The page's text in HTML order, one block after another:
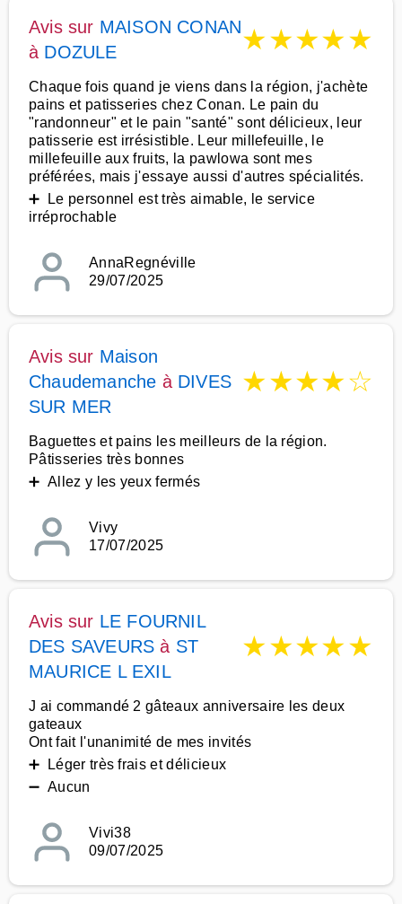
Avis sur MAISON CONAN
à DOZULE ★★★★★
Chaque fois quand je viens dans la région, j'achète
pains et patisseries chez Conan. Le pain du
"randonneur" et le pain "santé" sont délicieux, leur
patisserie est irrésistible. Leur millefeuille, le
millefeuille aux fruits, la pawlowa sont mes
préférées, mais j'essaye aussi d'autres spécialités.
➕ Le personnel est très aimable, le service
irréprochable
AnnaRegnéville
29/07/2025
Avis sur Maison
Chaudemanche à DIVES
SUR MER
★★★★☆
Baguettes et pains les meilleurs de la région.
Pâtisseries très bonnes
➕ Allez y les yeux fermés
Vivy
17/07/2025
Avis sur LE FOURNIL
DES SAVEURS à ST
MAURICE L EXIL
★★★★★
J ai commandé 2 gâteaux anniversaire les deux
gateaux
Ont fait l'unanimité de mes invités
➕ Léger très frais et délicieux
➖ Aucun
Vivi38
09/07/2025